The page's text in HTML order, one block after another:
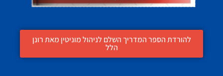
להורדת הספר המדריך השלם לניהול מוניטין מאת רונן
הלל